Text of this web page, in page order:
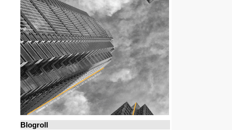
Blogroll